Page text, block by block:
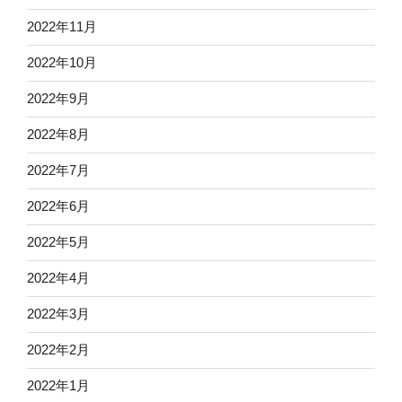
2022年11月
2022年10月
2022年9月
2022年8月
2022年7月
2022年6月
2022年5月
2022年4月
2022年3月
2022年2月
2022年1月